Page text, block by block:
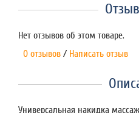
Нет отзывов об этом товаре.
0 отзывов / Написать отзыв
Универсальная накидка